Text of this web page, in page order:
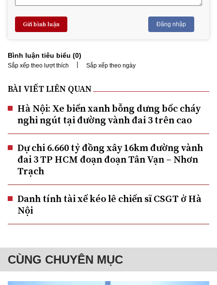
Gửi bình luận Đăng nhập
Bình luận tiêu biểu (0)
Sắp xếp theo lượt thích | Sắp xếp theo ngày
BÀI VIẾT LIÊN QUAN
Hà Nội: Xe biến xanh bỗng dưng bốc cháy
nghi ngút tại đường vành đai 3 trên cao
Dự chi 6.660 tỷ đồng xây 16km đường vành
đai 3 TP HCM đoạn đoạn Tân Vạn – Nhơn
Trạch
Danh tính tài xế kéo lê chiến sĩ CSGT ở Hà
Nội
CÙNG CHUYÊN MỤC